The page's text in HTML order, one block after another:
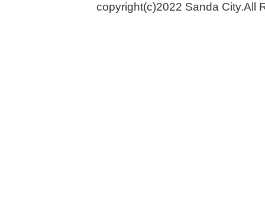
copyright(c)2022 Sanda City.All